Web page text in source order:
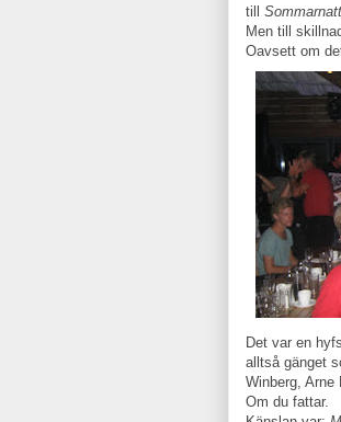
till Sommarnatt
Men till
Oavsett om
Det var en
alltså gänget
Winberg, Arne
Om du fattar.